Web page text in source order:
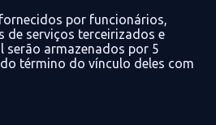
fornecidos por funcionários,
de serviços terceirizados e
serão armazenados por 5
término do vínculo deles com